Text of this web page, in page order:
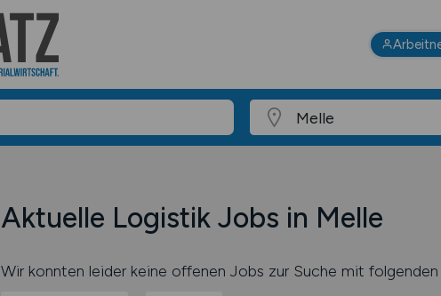
Aktuelle Logistik Jobs in Melle
Wir konnten leider keine offenen Jobs zur Suche mit